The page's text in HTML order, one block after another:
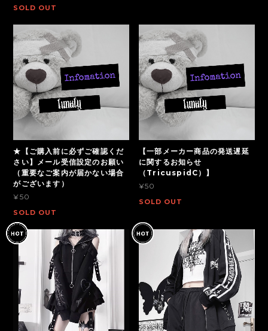
SOLD OUT
★【ご購入前に必ずご確認くだ
さい】メール受信設定のお願い
（重要なご案内が届かない場合
がございます）
¥50
SOLD OUT
【一部メーカー商品の発送遅延
に関するお知らせ
（TricuspidC）】
¥50
SOLD OUT